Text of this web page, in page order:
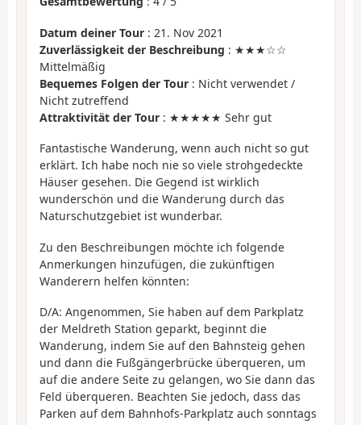
Datum deiner Tour : 21. Nov 2021
Zuverlässigkeit der Beschreibung : ★★★☆☆
Mittelmäßig
Bequemes Folgen der Tour : Nicht verwendet /
Nicht zutreffend
Attraktivität der Tour : ★★★★★ Sehr gut
Fantastische Wanderung, wenn auch nicht so gut
erklärt. Ich habe noch nie so viele strohgedeckte
Häuser gesehen. Die Gegend ist wirklich
wunderschön und die Wanderung durch das
Naturschutzgebiet ist wunderbar.
Zu den Beschreibungen möchte ich folgende
Anmerkungen hinzufügen, die zukünftigen
Wanderern helfen könnten:
D/A: Angenommen, Sie haben auf dem Parkplatz
der Meldreth Station geparkt, beginnt die
Wanderung, indem Sie auf den Bahnsteig gehen
und dann die Fußgängerbrücke überqueren, um
auf die andere Seite zu gelangen, wo Sie dann das
Feld überqueren. Beachten Sie jedoch, dass das
Parken auf dem Bahnhofs-Parkplatz auch sonntags